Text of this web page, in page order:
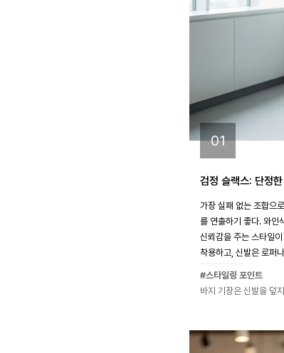
01
검정 슬랙스: 단정
가장 실패 없는 조합으
를 연출하기 좋다. 와인
신뢰감을 주는 스타일
착용하고, 신발은 로퍼
#스타일링 포인트
바지 기장은 신발을 덮